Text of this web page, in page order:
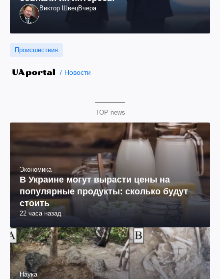
Виктор ШвецВчера
Происшествия
Новости
TOP news
Экономика
В Украине могут вырасти цены на
популярные продукты: сколько будут
стоить
22 часа назад
Наука